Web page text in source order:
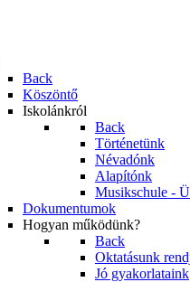
Back
Köszöntő
Iskolánkról
Back
Történetünk
Névadónk
Alapítónk
Musikschule -
Dokumentumok
Hogyan működünk?
Back
Oktatásunk
Jó gyakorlataink